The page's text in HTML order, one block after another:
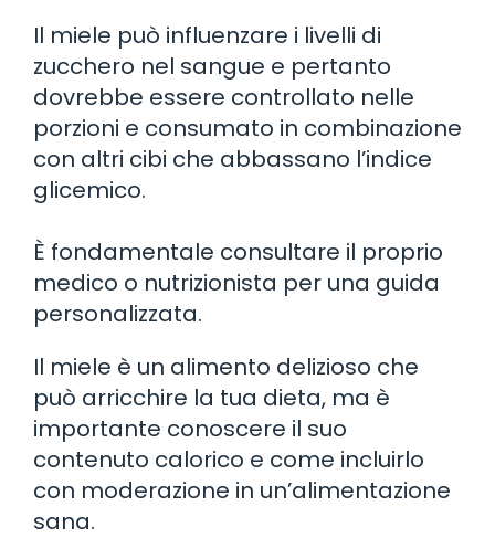
Il miele può influenzare i livelli di
zucchero nel sangue e pertanto
dovrebbe essere controllato nelle
porzioni e consumato in combinazione
con altri cibi che abbassano l’indice
glicemico.
È fondamentale consultare il proprio
medico o nutrizionista per una guida
personalizzata.
Il miele è un alimento delizioso che
può arricchire la tua dieta, ma è
importante conoscere il suo
contenuto calorico e come incluirlo
con moderazione in un’alimentazione
sana.